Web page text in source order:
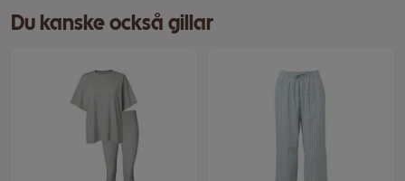
Du kanske också gillar